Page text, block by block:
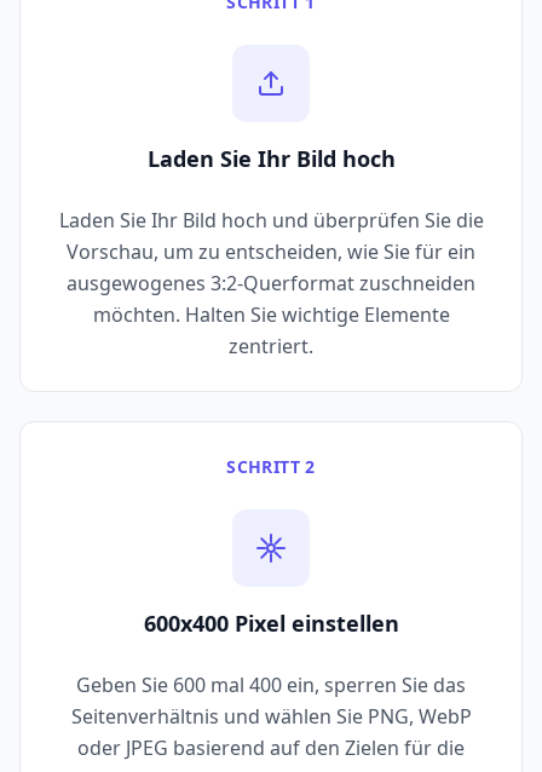
Laden Sie Ihr Bild hoch
Laden Sie Ihr Bild hoch und überprüfen Sie die
Vorschau, um zu entscheiden, wie Sie für ein
ausgewogenes 3:2-Querformat zuschneiden
möchten. Halten Sie wichtige Elemente
zentriert.
SCHRITT 2
600x400 Pixel einstellen
Geben Sie 600 mal 400 ein, sperren Sie das
Seitenverhältnis und wählen Sie PNG, WebP
oder JPEG basierend auf den Zielen für die